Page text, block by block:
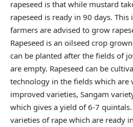
rapeseed is that while mustard
rapeseed is ready in 90 days. This
farmers are advised to grow
Rapeseed is an oilseed crop
can be planted after the fields of
are empty. Rapeseed can be
technology in the fields which are
improved varieties, Sangam
which gives a yield of 6-7
varieties of rape which are ready